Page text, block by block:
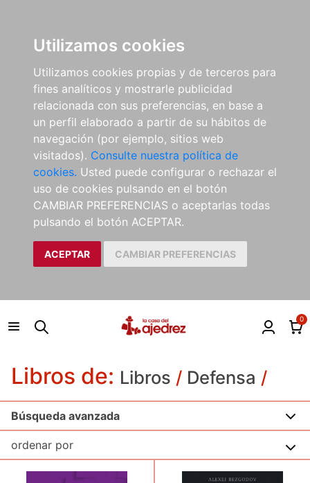
Utilizamos cookies
Utilizamos cookies propias y de terceros para
fines analíticos y mostrarle publicidad
relacionada con sus preferencias, en base a
un perfil elaborado a partir de su hábitos de
navegación (por ejemplo, sitios web
visitados). Consulte nuestra política de
cookies. Usted puede configurar o rechazar el
uso de cookies pulsando en el botón
CAMBIAR PREFERENCIAS o aceptarlas todas
pulsando el botón ACEPTAR.
ACEPTAR CAMBIAR PREFERENCIAS
0
Libros de: Libros / Defensa /
Búsqueda avanzada